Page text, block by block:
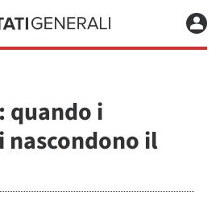
quando i
nascondono il